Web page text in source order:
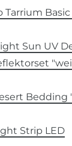
Tarrium Basic
Sun UV
Bedding
Strip LED